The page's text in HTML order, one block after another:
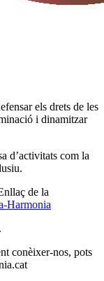
els drets de les
i dinamitzar
d’activitats com la
de la
Harmonia
conèixer-nos, pots